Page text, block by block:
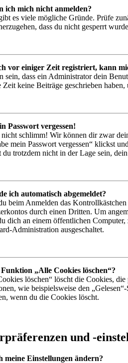
ich mich nicht anmelden?
es viele mögliche Gründe. Prüfe
dass du nicht gesperrt
vor einiger Zeit registriert, kann
sein, dass ein Administrator dein
Zeit keine Beiträge geschrieben
Passwort vergessen!
schlimm! Wir können dir zwar
mein Passwort vergessen“ klickst
du trotzdem nicht in der Lage sein,
ich automatisch abgemeldet?
beim Anmelden das
durch einen Dritten. Um
dich an einem öffentlichen
Administration ausgeschaltet.
„Alle Cookies löschen“?
löschen“ löscht die Cookies,
wie beispielsweise den
wenn du die Cookies löscht.
und -
meine Einstellungen ändern?